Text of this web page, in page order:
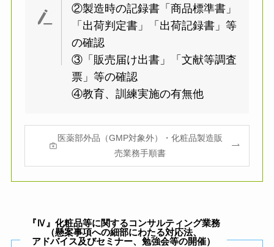
②製造時の記録書「商品標準書」
「出荷判定書」「出荷記録書」等
の確認
③「販売届け出書」「文献等調査
票」等の確認
④教育、訓練実施の有無他
医薬部外品（GMP対象外）・化粧品製造販
売業務手順書
『Ⅳ』化粧品等に関するコンサルティング業務
（懸案事項への細部にわたる対応法、
アドバイス及びセミナー、勉強会等の開催）